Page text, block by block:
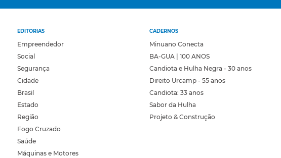
EDITORIAS
Empreendedor
Social
Segurança
Cidade
Brasil
Estado
Região
Fogo Cruzado
Saúde
Máquinas e Motores
CADERNOS
Minuano Conecta
BA-GUA | 100 ANOS
Candiota e Hulha Negra - 30 anos
Direito Urcamp - 55 anos
Candiota: 33 anos
Sabor da Hulha
Projeto & Construção